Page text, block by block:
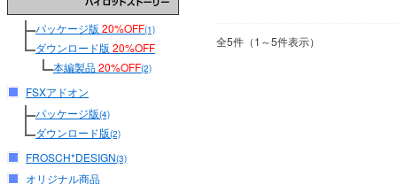
パッケージ版 20%OFF(1)
ダウンロード版 20%OFF
本編製品20%OFF(2)
FSXアドオン
パッケージ版(4)
ダウンロード版(2)
FROSCH*DESIGN(3)
オリジナル商品
全5件（1～5件表示）